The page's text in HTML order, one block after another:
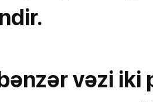
vəzi